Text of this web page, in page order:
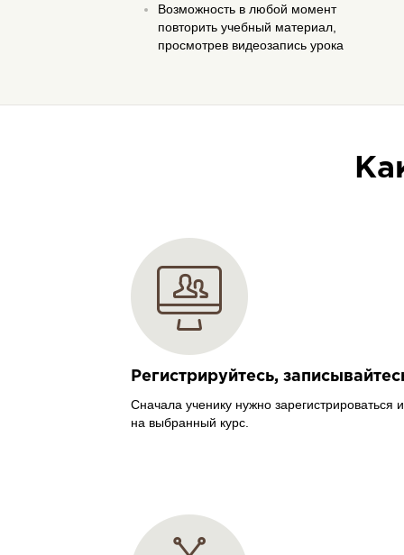
Возможность в любой момент
повторить учебный материал,
просмотрев видеозапись урока
Регистрируйтесь,
Сначала ученику нужно зарегистрироваться
на выбранный курс.